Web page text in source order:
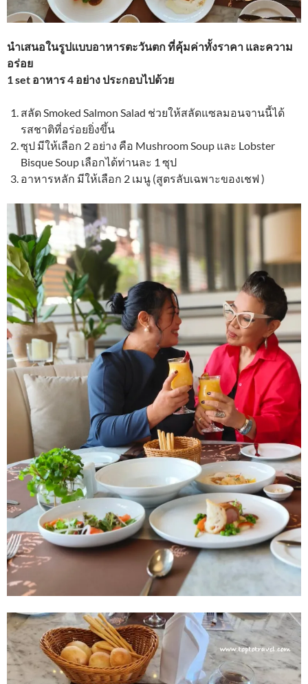
นำเสนอในรูปแบบอาหารตะวันตก ที่คุ้มค่าทั้งราคา และความ
อร่อย
1 set อาหาร 4 อย่าง ประกอบไปด้วย
สลัด Smoked Salmon Salad ช่วยให้สลัดแซลมอนจานนี้ได้
รสชาติที่อร่อยยิ่งขึ้น
ซุป มีให้เลือก 2 อย่าง คือ Mushroom Soup และ Lobster
Bisque Soup เลือกได้ท่านละ 1 ซุป
อาหารหลัก มีให้เลือก 2 เมนู (สูตรลับเฉพาะของเชฟ )